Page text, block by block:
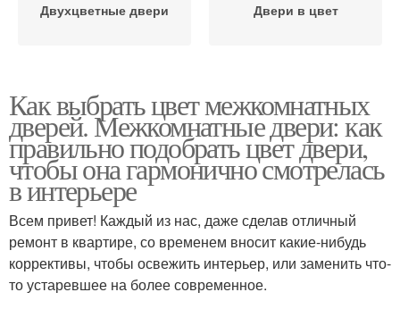
Двухцветные двери Двери в цвет
Как выбрать цвет межкомнатных
дверей. Межкомнатные двери: как
правильно подобрать цвет двери,
чтобы она гармонично смотрелась
в интерьере
Всем привет! Каждый из нас, даже сделав отличный
ремонт в квартире, со временем вносит какие-нибудь
коррективы, чтобы освежить интерьер, или заменить что-
то устаревшее на более современное.